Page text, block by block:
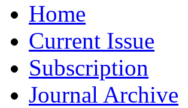
Home
Current Issue
Subscription
Journal Archive